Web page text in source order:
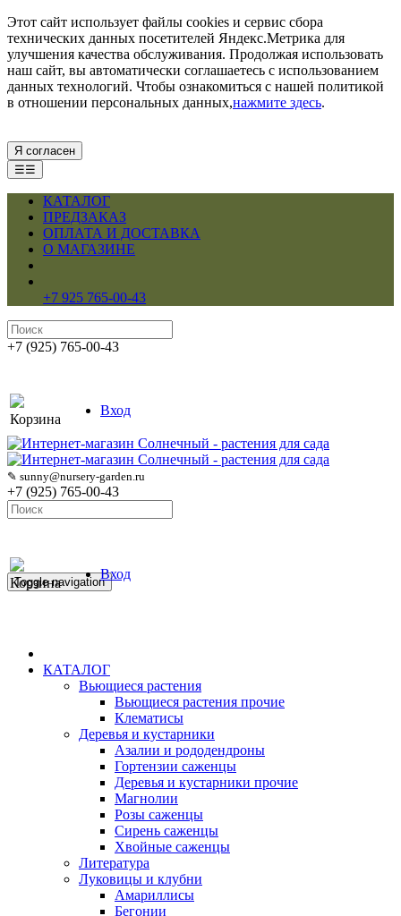
Этот сайт использует файлы cookies и сервис сбора
технических данных посетителей Яндекс.Метрика для
улучшения качества обслуживания. Продолжая использовать
наш сайт, вы автоматически соглашаетесь с использованием
данных технологий. Чтобы ознакомиться с нашей политикой
в отношении персональных данных,нажмите здесь.
Я согласен
☰☰
КАТАЛОГ
ПРЕДЗАКАЗ
ОПЛАТА И ДОСТАВКА
О МАГАЗИНЕ
+7 925 765-00-43
+7 (925) 765-00-43
Корзина
Вход
✎ sunny@nursery-garden.ru
+7 (925) 765-00-43
Корзина
Вход
Toggle navigation
КАТАЛОГ
Вьющиеся растения
Вьющиеся растения прочие
Клематисы
Деревья и кустарники
Азалии и рододендроны
Гортензии саженцы
Деревья и кустарники прочие
Магнолии
Розы саженцы
Сирень саженцы
Хвойные саженцы
Литература
Луковицы и клубни
Амариллисы
Бегонии